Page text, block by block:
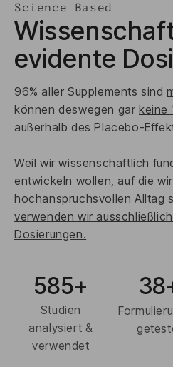
Science Based
evidente
96% aller Supplements sind
können deswegen gar keine
außerhalb des Placebo-
Weil wir wissenschaftlich
entwickeln wollen, auf die
hochanspruchsvollen Alltag
verwenden wir
Dosierungen.
585+
Studien
analysiert &
verwendet